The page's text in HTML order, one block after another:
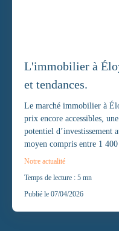
L'immobilier à
et tendances.
Le marché immobilier à
prix encore accessibles,
potentiel d’investissement
moyen compris entre 1
autant les primo-accédants
Les tendances montrent
avec terrain et les biens
Notre actualité
Temps de lecture : 5 mn
Publié le 07/04/2026